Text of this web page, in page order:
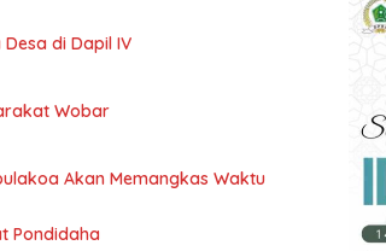
di Dapil IV
Wobar
Akan Memangkas Waktu
Pondidaha